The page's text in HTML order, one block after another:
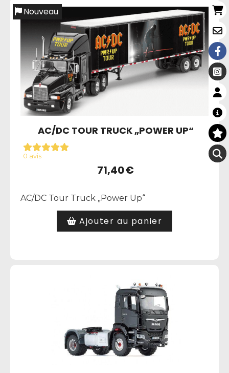
Nouveau
AC/DC TOUR TRUCK „POWER UP“
0 avis
71,40€
AC/DC Tour Truck „Power Up“
Ajouter au panier